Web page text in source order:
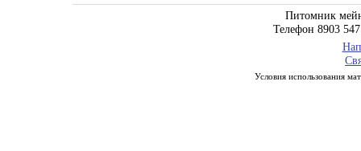
Питомник
Телефон 8903
Условия использования